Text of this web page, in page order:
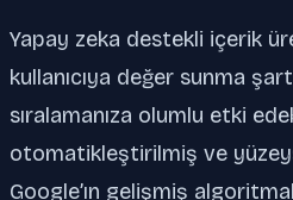
Yapay zeka destekli içerik
kullanıcıya değer sunma
sıralamanıza olumlu etki
otomatikleştirilmiş ve
Google’ın gelişmiş